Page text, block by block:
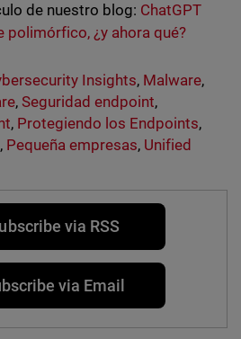
de nuestro blog: ChatGPT
polimórfico, ¿y ahora qué?
Insights, Malware,
, Seguridad endpoint,
, Protegiendo los Endpoints,
, Pequeña empresas, Unified
via RSS
via Email